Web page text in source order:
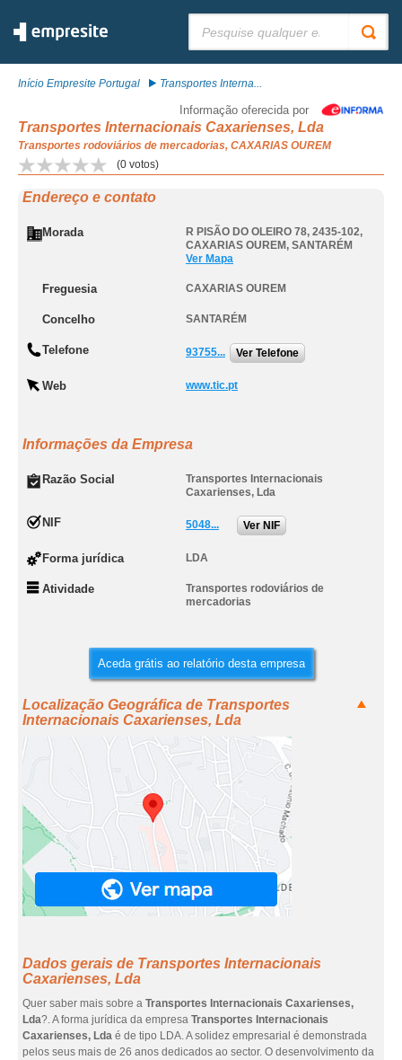
Início Empresite Portugal Transportes Interna...
Informação oferecida por
Transportes Internacionais Caxarienses, Lda
Transportes rodoviários de mercadorias, CAXARIAS OUREM
(0 votos)
Endereço e contato
Morada R PISÃO DO OLEIRO 78, 2435-102,
CAXARIAS OUREM , SANTARÉM
Ver Mapa
Freguesia CAXARIAS OUREM
Concelho SANTARÉM
Telefone 93755... Ver Telefone
Web www.tic.pt
Informações da Empresa
Razão Social
Transportes Internacionais
Caxarienses, Lda
NIF 5048... Ver NIF
Forma jurídica LDA
Atividade
Transportes rodoviários de
mercadorias
Aceda grátis ao relatório desta empresa
Localização Geográfica de Transportes
Internacionais Caxarienses, Lda
Dados gerais de Transportes Internacionais
Caxarienses, Lda
Quer saber mais sobre a Transportes Internacionais Caxarienses,
Lda?. A forma jurídica da empresa Transportes Internacionais
Caxarienses, Lda é de tipo LDA. A solidez empresarial é demonstrada
pelos seus mais de 26 anos dedicados ao sector. O desenvolvimento da